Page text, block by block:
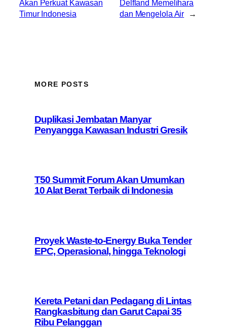
Akan Perkuat Kawasan
Timur Indonesia
Delfland Memelihara
dan Mengelola Air
→
MORE POSTS
Duplikasi Jembatan Manyar
Penyangga Kawasan Industri Gresik
T50 Summit Forum Akan Umumkan
10 Alat Berat Terbaik di Indonesia
Proyek Waste-to-Energy Buka Tender
EPC, Operasional, hingga Teknologi
Kereta Petani dan Pedagang di Lintas
Rangkasbitung dan Garut Capai 35
Ribu Pelanggan